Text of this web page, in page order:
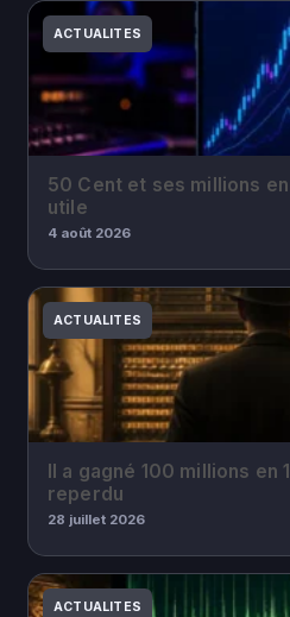
ACTUALITES
50 Cent et ses millions
utile
4 août 2026
ACTUALITES
Il a gagné 100 millions en
reperdu
28 juillet 2026
ACTUALITES